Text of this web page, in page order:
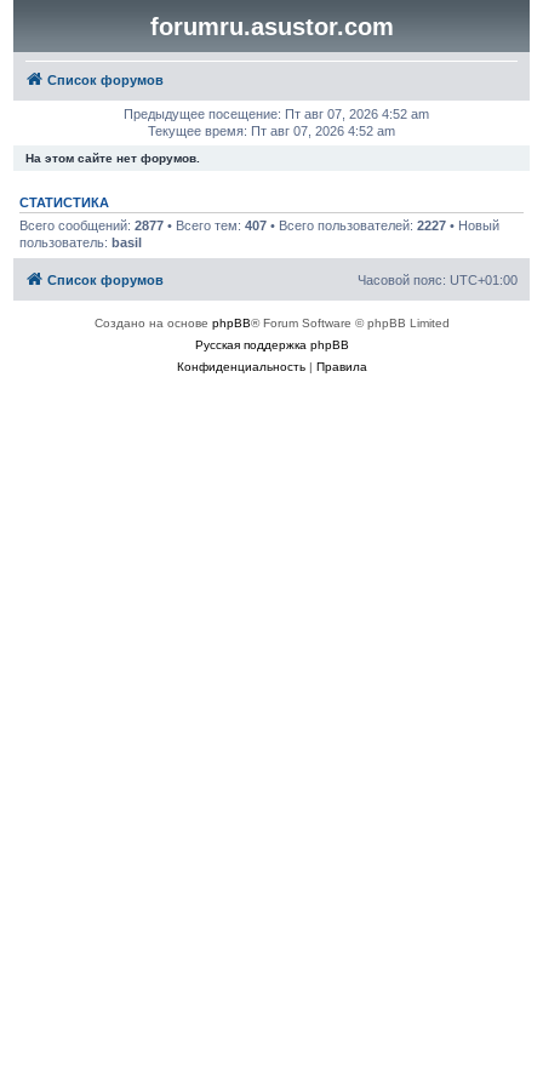
forumru.asustor.com
Список форумов
Предыдущее посещение: Пт авг 07, 2026 4:52 am
Текущее время: Пт авг 07, 2026 4:52 am
На этом сайте нет форумов.
СТАТИСТИКА
Всего сообщений: 2877• Всего тем: 407• Всего пользователей: 2227• Новый
пользователь: basil
Список форумов Часовой пояс: UTC+01:00
Создано на основе phpBB® Forum Software © phpBB Limited
Русская поддержка phpBB
Конфиденциальность| Правила